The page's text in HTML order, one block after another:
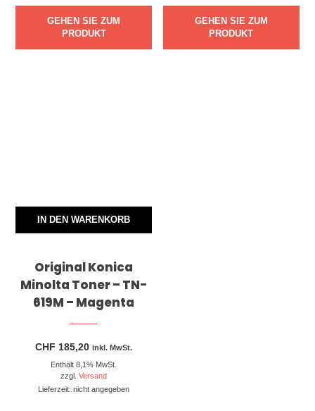
GEHEN SIE ZUM
PRODUKT
GEHEN SIE ZUM
PRODUKT
IN DEN WARENKORB
Original Konica
Minolta Toner – TN-
619M – Magenta
CHF 185,20 inkl. MwSt.
Enthält 8,1% MwSt.
zzgl.Versand
Lieferzeit: nicht angegeben